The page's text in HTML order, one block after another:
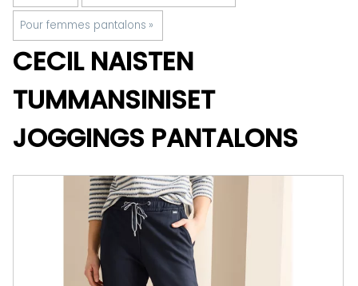
Pour femmes pantalons ‪»
CECIL NAISTEN
TUMMANSINISET
JOGGINGS PANTALONS